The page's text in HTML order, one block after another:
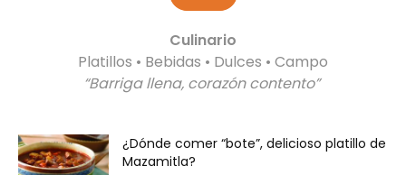
Culinario
Platillos • Bebidas • Dulces • Campo
“Barriga llena, corazón contento”
¿Dónde comer “bote”, delicioso platillo de
Mazamitla?